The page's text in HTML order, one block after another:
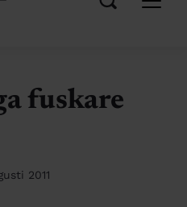
fuskare
2011